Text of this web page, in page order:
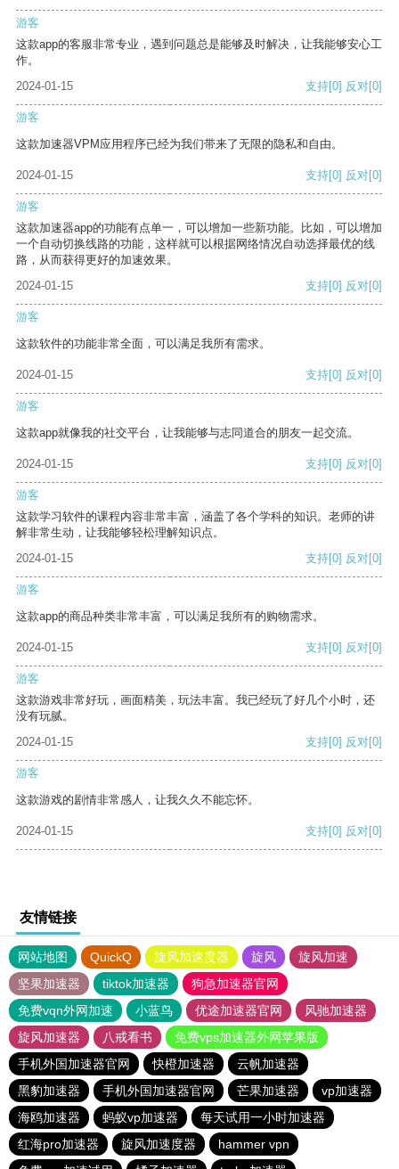
游客
这款app的客服非常专业，遇到问题总是能够及时解决，让我能够安心工
作。
2024-01-15
支持[0] 反对[0]
游客
这款加速器VPM应用程序已经为我们带来了无限的隐私和自由。
2024-01-15 支持[0] 反对[0]
游客
这款加速器app的功能有点单一，可以增加一些新功能。比如，可以增加
一个自动切换线路的功能，这样就可以根据网络情况自动选择最优的线
路，从而获得更好的加速效果。
2024-01-15
支持[0] 反对[0]
游客
这款软件的功能非常全面，可以满足我所有需求。
2024-01-15 支持[0] 反对[0]
游客
这款app就像我的社交平台，让我能够与志同道合的朋友一起交流。
2024-01-15 支持[0] 反对[0]
游客
这款学习软件的课程内容非常丰富，涵盖了各个学科的知识。老师的讲
解非常生动，让我能够轻松理解知识点。
2024-01-15
支持[0] 反对[0]
游客
这款app的商品种类非常丰富，可以满足我所有的购物需求。
2024-01-15 支持[0] 反对[0]
游客
这款游戏非常好玩，画面精美，玩法丰富。我已经玩了好几个小时，还
没有玩腻。
2024-01-15
支持[0] 反对[0]
游客
这款游戏的剧情非常感人，让我久久不能忘怀。
2024-01-15 支持[0] 反对[0]
友情链接
网站地图 QuickQ 旋风加速度器 旋风
旋风加速
坚果加速器
tiktok加速器
狗急加速器官网
免费vqn外网加速
小蓝鸟 优途加速器官网
风驰加速器
旋风加速器
八戒看书
免费vps加速器外网苹果版
手机外国加速器官网
快橙加速器
云帆加速器
黑豹加速器
手机外国加速器官网 芒果加速器
vp加速器
海鸥加速器
蚂蚁vp加速器
每天试用一小时加速器
红海pro加速器
旋风加速度器
hammer vpn